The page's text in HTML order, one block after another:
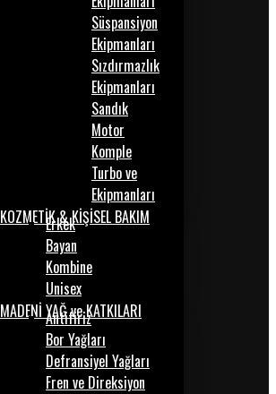
Süspansiyon
Ekipmanları
Sızdırmazlık
Ekipmanları
Sandık
Motor
Komple
Turbo ve
Ekipmanları
KOZMETİK & KİŞİSEL BAKIM
Erkek
Bayan
Kombine
Unisex
MADENİ YAĞ ve KATKILARI
Antifiriz
Bor Yağları
Defransiyel Yağları
Fren ve Direksiyon